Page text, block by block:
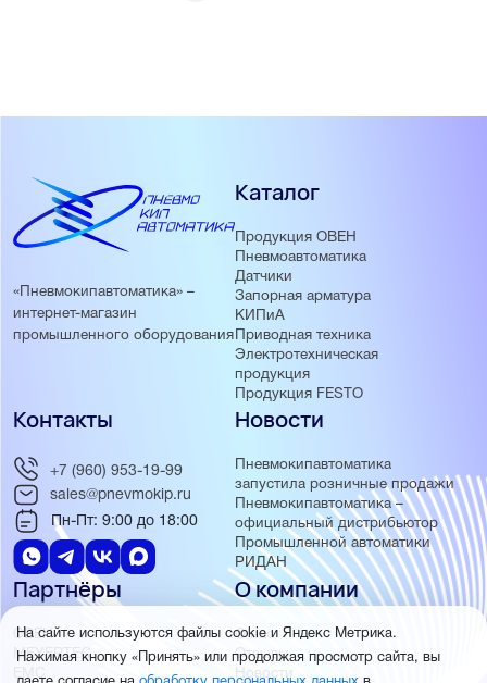
«Пневмокипавтоматика» –
интернет-магазин
промышленного оборудования
Каталог
Продукция ОВЕН
Пневмоавтоматика
Датчики
Запорная арматура
КИПиА
Приводная техника
Электротехническая
продукция
Продукция FESTO
Новости
Пневмокипавтоматика
запустила розничные продажи
Пневмокипавтоматика –
официальный дистрибьютор
Промышленной автоматики
РИДАН
Партнёры
ОВЕН
MEYERTEC
EMC
О компании
О нас
Отзывы
Новости
Контакты
+7 (960) 953-19-99
sales@pnevmokip.ru
Пн-Пт: 9:00 до 18:00
На сайте используются файлы cookie и Яндекс Метрика.
Нажимая кнопку «Принять» или продолжая просмотр сайта, вы